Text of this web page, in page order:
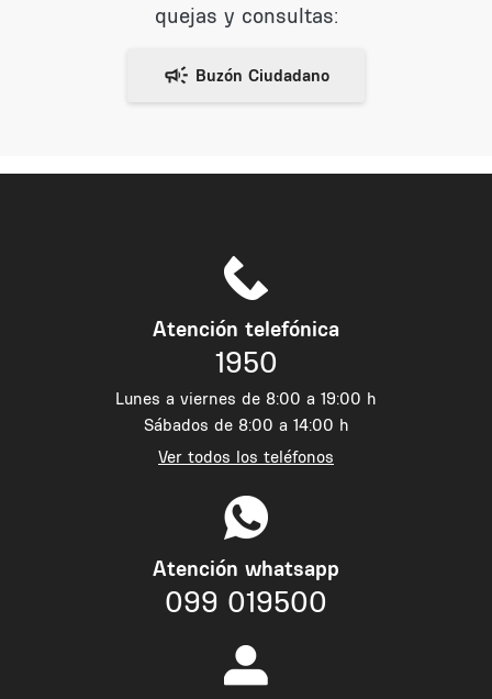
quejas y consultas:
Atención telefónica
1950
Lunes a viernes de 8:00 a 19:00 h
Sábados de 8:00 a 14:00 h
Ver todos los teléfonos
Atención whatsapp
099 019500